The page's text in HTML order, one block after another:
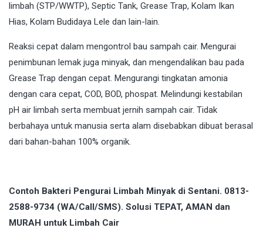
limbah (STP/WWTP), Septic Tank, Grease Trap, Kolam Ikan
Hias, Kolam Budidaya Lele dan lain-lain.
Reaksi cepat dalam mengontrol bau sampah cair. Mengurai
penimbunan lemak juga minyak, dan mengendalikan bau pada
Grease Trap dengan cepat. Mengurangi tingkatan amonia
dengan cara cepat, COD, BOD, phospat. Melindungi kestabilan
pH air limbah serta membuat jernih sampah cair. Tidak
berbahaya untuk manusia serta alam disebabkan dibuat berasal
dari bahan-bahan 100% organik.
Contoh Bakteri Pengurai Limbah Minyak di Sentani. 0813-
2588-9734 (WA/Call/SMS). Solusi TEPAT, AMAN dan
MURAH untuk Limbah Cair